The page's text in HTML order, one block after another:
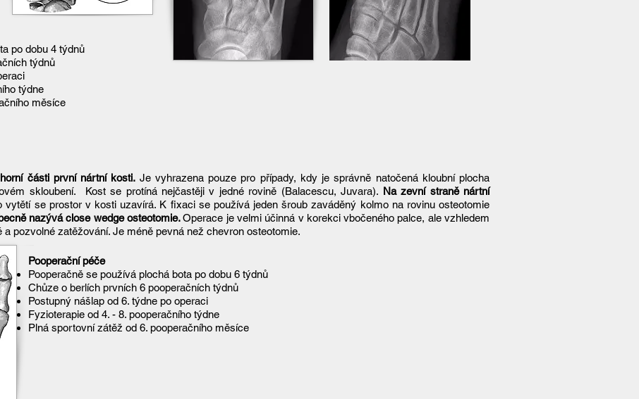
po dobu 4 týdnů
týdnů
týdne
měsíce
části první nártní kosti. Je vyhrazena pouze pro případy, kdy je správně natočená kloubní plocha
skloubení. Kost se protíná nejčastěji v jedné rovině (Balacescu, Juvara). Na zevní straně nártní
se prostor v kosti uzavírá. K fixaci se používá jeden šroub zaváděný kolmo na rovinu osteotomie
nazývá close wedge osteotomie.Operace je velmi účinná v korekci vbočeného palce, ale vzhledem
pozvolné zatěžování. Je méně pevná než chevron osteotomie.​
Pooperační péče
Pooperačně se používá plochá bota po dobu 6 týdnů
Chůze o berlích prvních 6 pooperačních týdnů
Postupný nášlap od 6. týdne po operaci
Fyzioterapie od 4. - 8. pooperačního týdne
Plná sportovní zátěž od 6. pooperačního měsíce